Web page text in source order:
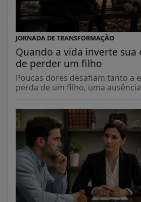
JORNADA DE TRANSFORMAÇÃO
Quando a vida inverte
de perder um filho
Poucas dores desafiam tanto a
perda de um filho, uma